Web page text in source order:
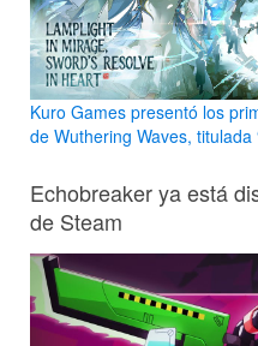
Kuro Games presentó los
de Wuthering Waves,
Echobreaker ya está
de Steam